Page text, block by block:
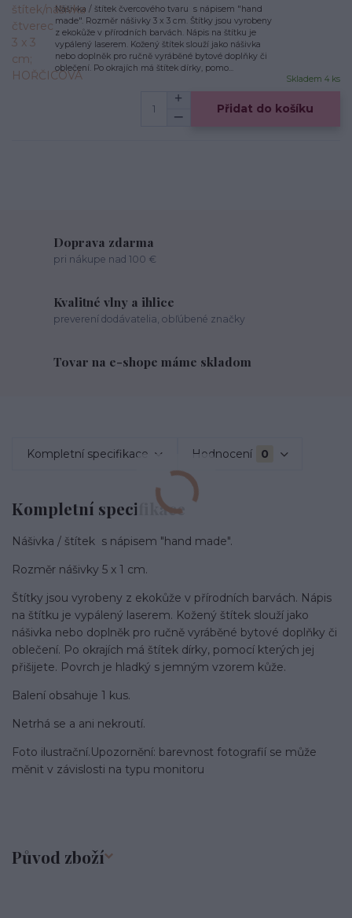
Nášivka / štítek čvercového tvaru s nápisem "hand
made". Rozměr nášivky 3 x 3 cm. Štítky jsou vyrobeny
z ekokůže v přírodních barvách. Nápis na štítku je
vypálený laserem. Kožený štítek slouží jako nášivka
nebo doplněk pro ručně vyráběné bytové doplňky či
oblečení. Po okrajích má štítek dírky, pomo...
Skladem 4 ks
Přidat do košíku
Doprava zdarma
pri nákupe nad 100 €
Kvalitné vlny a ihlice
preverení dodávatelia, obľúbené značky
Tovar na e-shope máme skladom
Kompletní specifikace Hodnocení 0
Kompletní specifikace
Nášivka / štítek s nápisem "hand made".
Rozměr nášivky 5 x 1 cm.
Štítky jsou vyrobeny z ekokůže v přírodních barvách. Nápis
na štítku je vypálený laserem. Kožený štítek slouží jako
nášivka nebo doplněk pro ručně vyráběné bytové doplňky či
oblečení. Po okrajích má štítek dírky, pomocí kterých jej
přišijete. Povrch je hladký s jemným vzorem kůže.
Balení obsahuje 1 kus.
Netrhá se a ani nekroutí.
Foto ilustrační.Upozornění: barevnost fotografií se může
měnit v závislosti na typu monitoru
Původ zboží